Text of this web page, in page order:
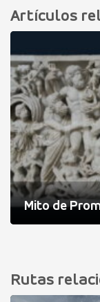
Artículos
Mito de
Rutas